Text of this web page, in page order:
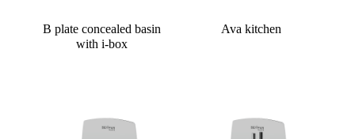
Ava kitchen
B plate concealed basin
with i-box